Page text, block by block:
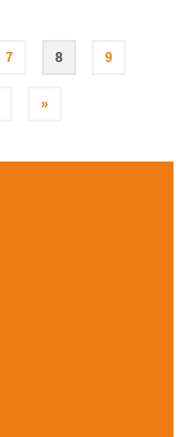
7 8 9
»